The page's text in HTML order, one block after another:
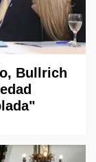
Bullrich